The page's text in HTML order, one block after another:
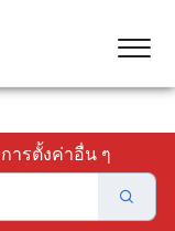
การตั้งค่าอื่น ๆ